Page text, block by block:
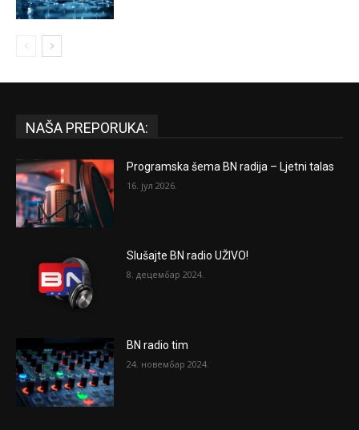
NAŠA PREPORUKA:
Programska šema BN radija – Ljetni talas
16. јул 2026.
Slušajte BN radio UŽIVO!
8. децембар 2024.
BN radio tim
24. новембар 2024.